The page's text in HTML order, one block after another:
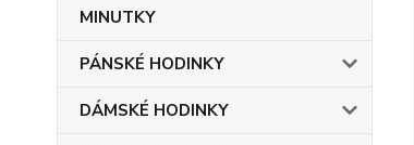
MINUTKY
PÁNSKÉ HODINKY
DÁMSKÉ HODINKY